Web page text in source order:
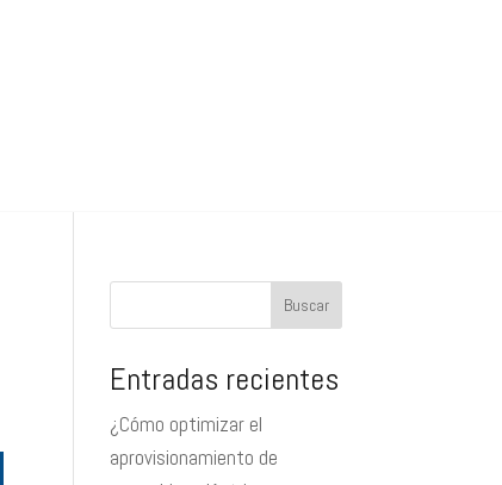
Buscar
Entradas recientes
¿Cómo optimizar el
aprovisionamiento de